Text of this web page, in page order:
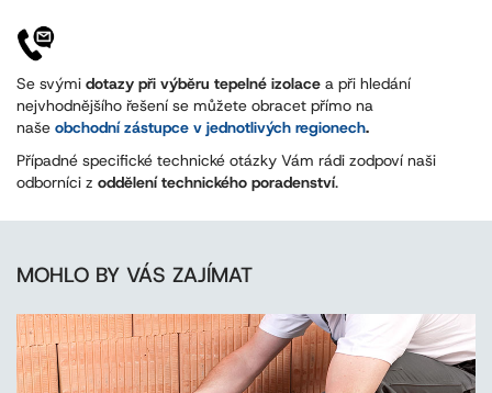
Se svými dotazy při výběru tepelné izolace a při hledání
nejvhodnějšího řešení se můžete obracet přímo na
naše obchodní zástupce v jednotlivých regionech.
Případné specifické technické otázky Vám rádi zodpoví naši
odborníci z oddělení technického poradenství.
MOHLO BY VÁS ZAJÍMAT